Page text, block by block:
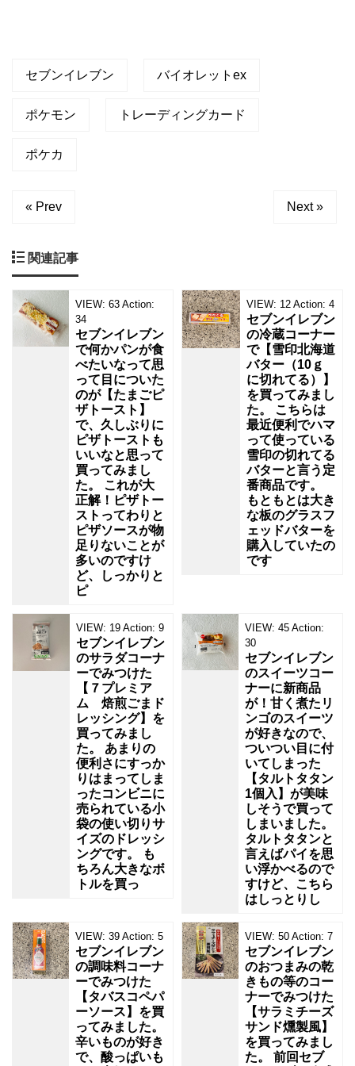
セブンイレブン バイオレットex
ポケモン トレーディングカード
ポケカ
« Prev Next »
関連記事
VIEW: 63 Action:
34
セブンイレブン
で何かパンが食
べたいなって思
って目についた
のが【たまごピ
ザトースト】
で、久しぶりに
ピザトーストも
いいなと思って
買ってみまし
た。 これが大
正解！ピザトー
ストってわりと
ピザソースが物
足りないことが
多いのですけ
ど、しっかりと
ピ
VIEW: 12 Action: 4
セブンイレブン
の冷蔵コーナー
で【雪印北海道
バター（10ｇ
に切れてる）】
を買ってみまし
た。 こちらは
最近便利でハマ
って使っている
雪印の切れてる
バターと言う定
番商品です。
もともとは大き
な板のグラスフ
ェッドバターを
購入していたの
です
VIEW: 19 Action: 9
セブンイレブン
のサラダコーナ
ーでみつけた
【７プレミア
ム 焙煎ごまド
レッシング】を
買ってみまし
た。 あまりの
便利さにすっか
りはまってしま
ったコンビニに
売られている小
袋の使い切りサ
イズのドレッシ
ングです。 も
ちろん大きなボ
トルを買っ
VIEW: 45 Action:
30
セブンイレブン
のスイーツコー
ナーに新商品
が！甘く煮たリ
ンゴのスイーツ
が好きなので、
ついつい目に付
いてしまった
【タルトタタン
1個入】が美味
しそうで買って
しまいました。
タルトタタンと
言えばパイを思
い浮かべるので
すけど、こちら
はしっとりし
VIEW: 39 Action: 5
セブンイレブン
の調味料コーナ
ーでみつけた
【タバスコペパ
ーソース】を買
ってみました。
辛いものが好き
で、酸っぱいも
VIEW: 50 Action: 7
セブンイレブン
のおつまみの乾
きもの等のコー
ナーでみつけた
【サラミチーズ
サンド燻製風】
を買ってみまし
た。 前回セブ